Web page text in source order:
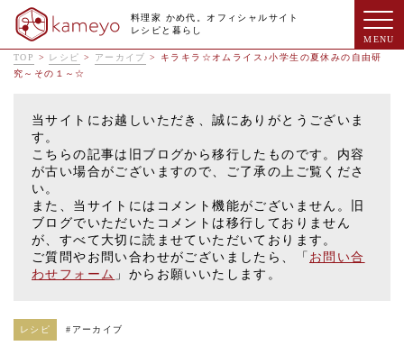
料理家 かめ代。オフィシャルサイト
レシピと暮らし
TOP > レシピ > アーカイブ > キラキラ☆オムライス♪小学生の夏休みの自由研
究～その１～☆
当サイトにお越しいただき、誠にありがとうございま
す。
こちらの記事は旧ブログから移行したものです。内容
が古い場合がございますので、ご了承の上ご覧くださ
い。
また、当サイトにはコメント機能がございません。旧
ブログでいただいたコメントは移行しておりません
が、すべて大切に読ませていただいております。
ご質問やお問い合わせがございましたら、「 お問い合
わせフォーム 」からお願いいたします。
レシピ # アーカイブ